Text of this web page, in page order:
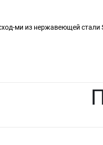
ми из нержавеющей